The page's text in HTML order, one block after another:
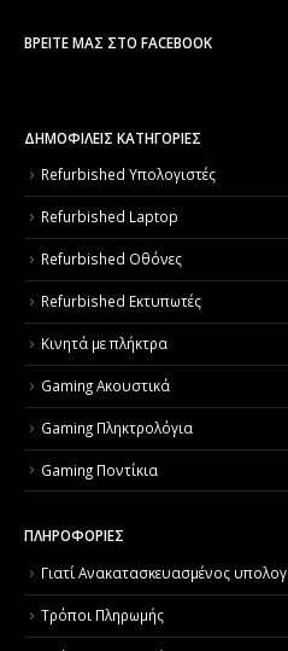
ΒΡΕΊΤΕ ΜΑΣ ΣΤΟ FACEBOOK
ΔΗΜΟΦΙΛΕΙΣ ΚΑΤΗΓΟΡΙΕΣ
Refurbished Υπολογιστές
Refurbished Laptop
Refurbished Οθόνες
Refurbished Εκτυπωτές
Κινητά με πλήκτρα
Gaming Ακουστικά
Gaming Πληκτρολόγια
Gaming Ποντίκια
ΠΛΗΡΟΦΟΡΙΕΣ
Γιατί Aνακατασκευασμένος
Τρόποι Πληρωμής